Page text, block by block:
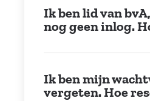
Ik ben lid van
nog geen inlog.
Ik ben mijn
vergeten. Hoe